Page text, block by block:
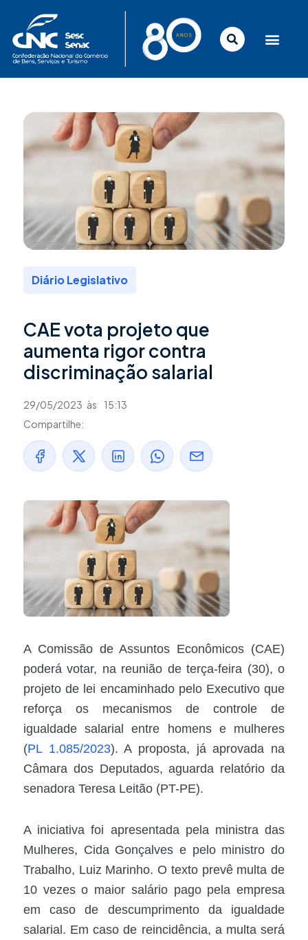
conteúdo
Diário Legislativo
CAE vota projeto que
aumenta rigor contra
discriminação salarial
29/05/2023 às
15:13
Compartilhe:
A Comissão de Assuntos Econômicos (CAE)
poderá votar, na reunião de terça-feira (30), o
projeto de lei encaminhado pelo Executivo que
reforça os mecanismos de controle de
igualdade salarial entre homens e mulheres
(PL 1.085/2023). A proposta, já aprovada na
Câmara dos Deputados, aguarda relatório da
senadora Teresa Leitão (PT-PE).
A iniciativa foi apresentada pela ministra das
Mulheres, Cida Gonçalves e pelo ministro do
Trabalho, Luiz Marinho. O texto prevê multa de
10 vezes o maior salário pago pela empresa
em caso de descumprimento da igualdade
salarial. Em caso de reincidência, a multa será